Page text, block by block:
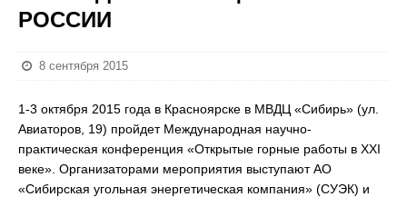
РОССИИ
8 сентября 2015
1-3 октября 2015 года в Красноярске в МВДЦ «Сибирь» (ул.
Авиаторов, 19) пройдет Международная научно-
практическая конференция «Открытые горные работы в ХХI
веке». Организаторами мероприятия выступают АО
«Сибирская угольная энергетическая компания» (СУЭК) и